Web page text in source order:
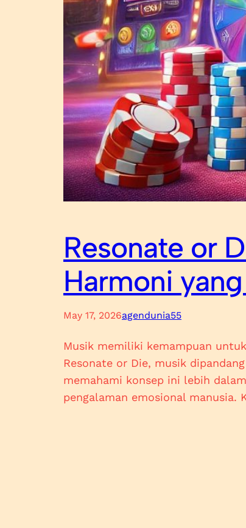
Resonate or
Harmoni
May 17, 2026agendunia55
Musik memiliki kemampuan
Resonate or Die, musik
memahami konsep ini lebih
pengalaman emosional manusia.